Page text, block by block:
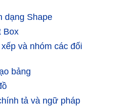
dạng Shape
Box
và nhóm các đối
bảng
tả và ngữ pháp